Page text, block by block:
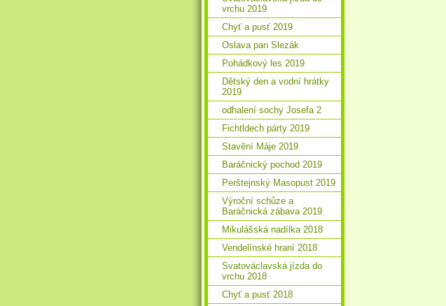
vrchu 2019
Chyť a pusť 2019
Oslava pan Slezák
Pohádkový les 2019
Dětský den a vodní hrátky
2019
odhalení sochy Josefa 2
Fichtldech párty 2019
Stavění Máje 2019
Baráčnický pochod 2019
Perštejnský Masopust 2019
Výroční schůze a
Baráčnická zábava 2019
Mikulášská nadílka 2018
Vendelínské hraní 2018
Svatováclavská jízda do
vrchu 2018
Chyť a pusť 2018